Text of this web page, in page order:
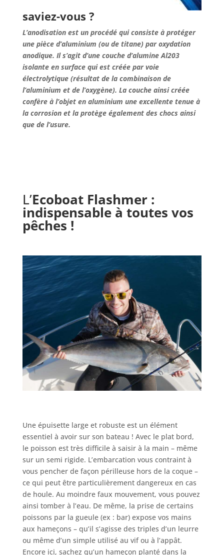
saviez-vous ?
L’anodisation est un procédé qui consiste à protéger
une pièce d’aluminium (ou de titane) par oxydation
anodique. Il s’agit d’une couche d’alumine Al203
isolante en surface qui est créée par voie
électrolytique (résultat de la combinaison de
l’aluminium et de l’oxygène). La couche ainsi créée
confère à l’objet en aluminium une excellente tenue à
la corrosion et la protège également des chocs ainsi
que de l’usure.
L’Ecoboat Flashmer:
indispensable à toutes vos
pêches !
Une épuisette large et robuste est un élément
essentiel à avoir sur son bateau ! Avec le plat bord,
le poisson est très difficile à saisir à la main – même
sur un semi rigide. L’embarcation vous contraint à
vous pencher de façon périlleuse hors de la coque –
ce qui peut être particulièrement dangereux en cas
de houle. Au moindre faux mouvement, vous pouvez
ainsi tomber à l’eau. De même, la prise de certains
poissons par la gueule (ex : bar) expose vos mains
aux hameçons – qu’il s’agisse des triples d’un leurre
ou même d’un simple utilisé au vif ou à l’appât.
Encore ici, sachez qu’un hameçon planté dans la